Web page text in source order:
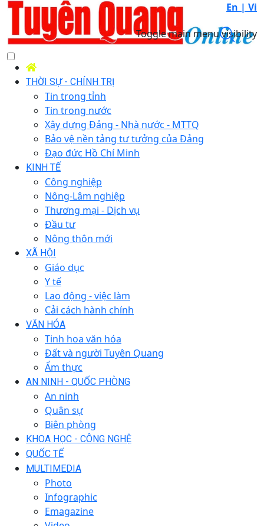
En | Vi
Toggle main menu visibility
THỜI SỰ - CHÍNH TRỊ
Tin trong tỉnh
Tin trong nước
Xây dựng Đảng - Nhà nước - MTTQ
Bảo vệ nền tảng tư tưởng của Đảng
Đạo đức Hồ Chí Minh
KINH TẾ
Công nghiệp
Nông-Lâm nghiệp
Thương mại - Dịch vụ
Đầu tư
Nông thôn mới
XÃ HỘI
Giáo dục
Y tế
Lao động - việc làm
Cải cách hành chính
VĂN HÓA
Tinh hoa văn hóa
Đất và người Tuyên Quang
Ẩm thực
AN NINH - QUỐC PHÒNG
An ninh
Quân sự
Biên phòng
KHOA HỌC - CÔNG NGHỆ
QUỐC TẾ
MULTIMEDIA
Photo
Infographic
Emagazine